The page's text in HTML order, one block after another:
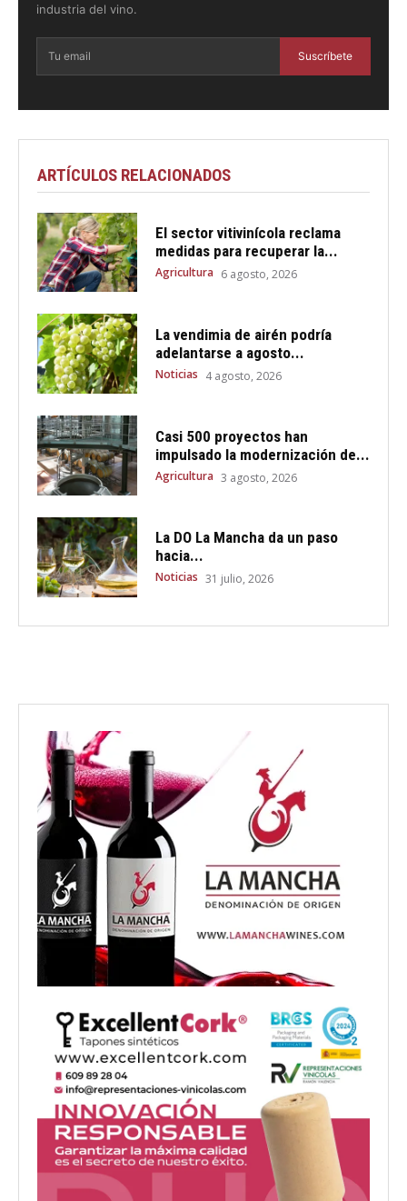
industria del vino.
Suscríbete
ARTÍCULOS RELACIONADOS
El sector vitivinícola reclama
medidas para recuperar la...
Agricultura 6 agosto, 2026
La vendimia de airén podría
adelantarse a agosto...
Noticias 4 agosto, 2026
Casi 500 proyectos han
impulsado la modernización de...
Agricultura 3 agosto, 2026
La DO La Mancha da un paso
hacia...
Noticias 31 julio, 2026